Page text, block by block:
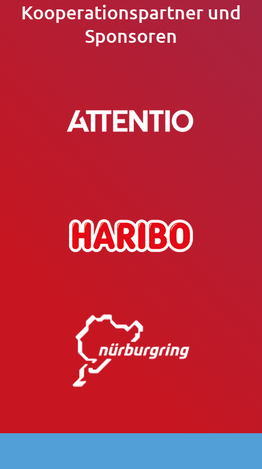
Kooperationspartner und
Sponsoren